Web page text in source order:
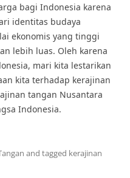
bagi Indonesia karena
identitas budaya
ekonomis yang tinggi
lebih luas. Oleh karena
mari kita lestarikan
kita terhadap kerajinan
tangan Nusantara
Indonesia.
and tagged kerajinan